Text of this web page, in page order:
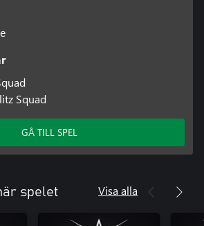
Squad
GÅ TILL SPEL
spelet Visa alla